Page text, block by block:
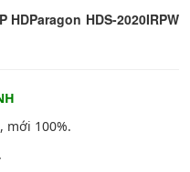
HDS-2020IRPW
, mới 100%.